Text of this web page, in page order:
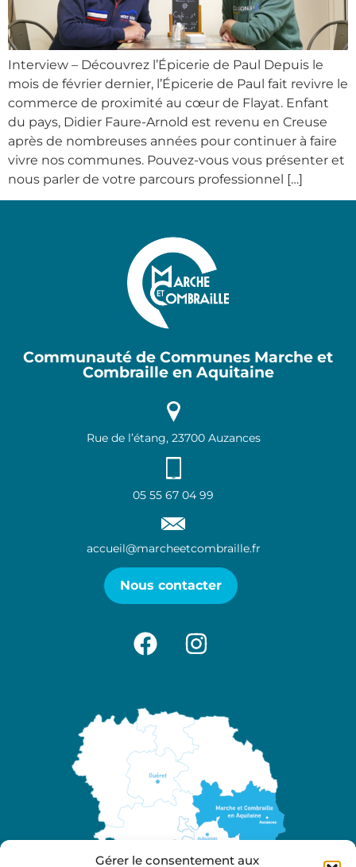
Gérer le consentement aux
Interview – Découvrez l’Épicerie de Paul Depuis le
mois de février dernier, l’Épicerie de Paul fait revivre le
commerce de proximité au cœur de Flayat. Enfant
du pays, Didier Faure-Arnold est revenu en Creuse
après de nombreuses années pour continuer à faire
vivre nos communes. Pouvez-vous vous présenter et
nous parler de votre parcours professionnel […]
Communauté de Communes Marche et
Combraille en Aquitaine
Rue de l’étang, 23700 Auzances
05 55 67 04 99
accueil@marcheetcombraille.fr
Nous contacter